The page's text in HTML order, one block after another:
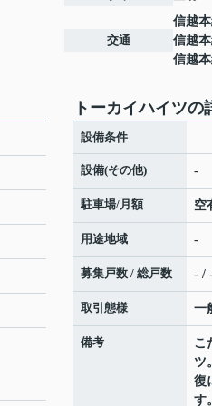
交通
信越
信越
信越
トーカイハイツの
設備条件
設備(その他) -
駐車場/月額 空
用途地域 -
募集戸数 / 総戸数 - /
取引態様 一
備考
こ
ツ
復
す